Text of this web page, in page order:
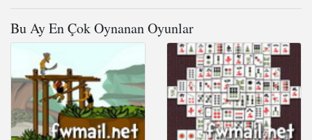
Bu Ay En Çok Oynanan Oyunlar